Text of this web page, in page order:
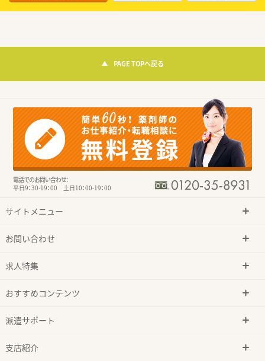
PAGE TOPへ戻る
電話でのお問い合わせ：
平日9：30-19：00 土日10：00-19：00
サイトメニュー
お問い合わせ
求人特集
おすすめコンテンツ
派遣サポート
支店紹介